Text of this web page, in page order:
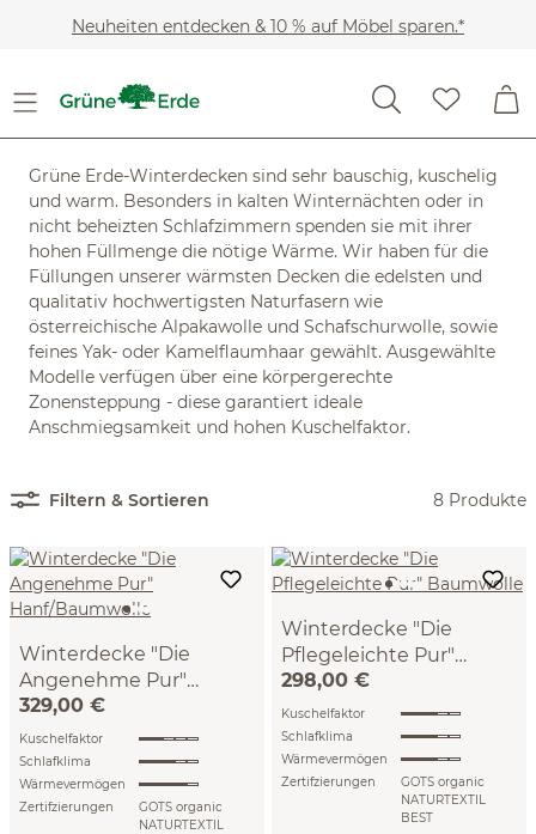
Zum Hauptinhalt springen
Neuheiten entdecken & 10 % auf Möbel sparen.*
Winterdecken
Grüne Erde-Winterdecken sind sehr bauschig, kuschelig
und warm. Besonders in kalten Winternächten oder in
nicht beheizten Schlafzimmern spenden sie mit ihrer
hohen Füllmenge die nötige Wärme. Wir haben für die
Füllungen unserer wärmsten Decken die edelsten und
qualitativ hochwertigsten Naturfasern wie
österreichische Alpakawolle und Schafschurwolle, sowie
feines Yak- oder Kamelflaumhaar gewählt. Ausgewählte
Modelle verfügen über eine körpergerechte
Zonensteppung - diese garantiert ideale
Anschmiegsamkeit und hohen Kuschelfaktor.
Filtern & Sortieren 8 Produkte
Winterdecke "Die
Angenehme Pur"
Hanf/Baumwolle
VEGAN (140 x 200 cm)
329,00 €
Kuschelfaktor
Schlafklima
Wärmevermögen
Zertifzierungen
GOTS organic
NATURTEXTIL
Winterdecke "Die
Pflegeleichte Pur"
Baumwolle
VEGAN (140 x 200 cm)
298,00 €
Kuschelfaktor
Schlafklima
Wärmevermögen
Zertifzierungen
GOTS organic
NATURTEXTIL
BEST